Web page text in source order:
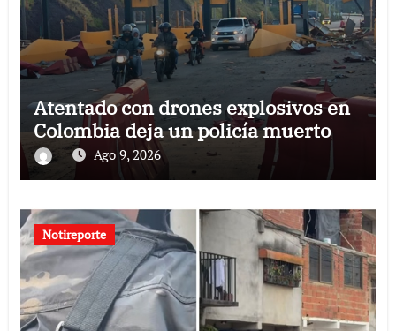
Atentado con drones explosivos en
Colombia deja un policía muerto
Ago 9, 2026
Notireporte